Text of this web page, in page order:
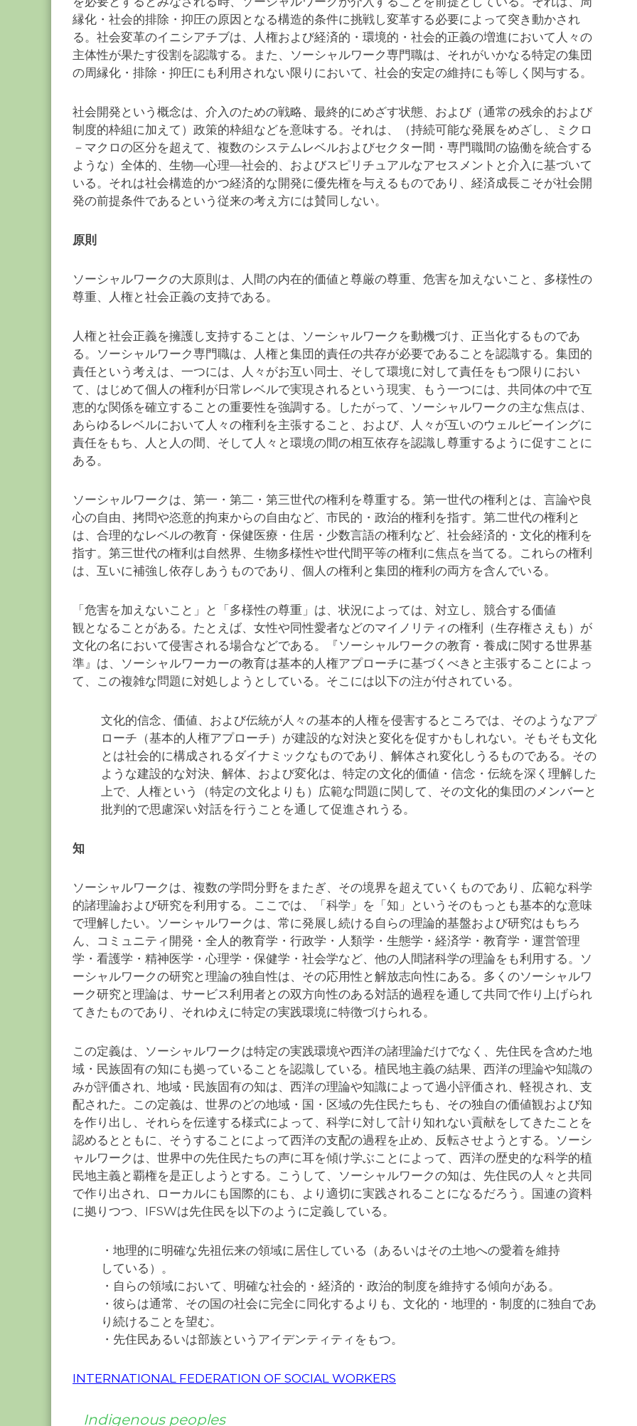
縁化・社会的排除・抑圧の原因となる構造的条件に挑戦し変革する必要によって突き動かされ
る。社会変革のイニシアチブは、人権および経済的・環境的・社会的正義の増進において人々の
主体性が果たす役割を認識する。また、ソーシャルワーク専門職は、それがいかなる特定の集団
の周縁化・排除・抑圧にも利用されない限りにおいて、社会的安定の維持にも等しく関与する。
社会開発という概念は、介入のための戦略、最終的にめざす状態、および（通常の残余的および
制度的枠組に加えて）政策的枠組などを意味する。それは、（持続可能な発展をめざし、ミクロ
－マクロの区分を超えて、複数のシステムレベルおよびセクター間・専門職間の協働を統合する
ような）全体的、生物―心理―社会的、およびスピリチュアルなアセスメントと介入に基づいて
いる。それは社会構造的かつ経済的な開発に優先権を与えるものであり、経済成長こそが社会開
発の前提条件であるという従来の考え方には賛同しない。
原則
ソーシャルワークの大原則は、人間の内在的価値と尊厳の尊重、危害を加えないこと、多様性の
尊重、人権と社会正義の支持である。
人権と社会正義を擁護し支持することは、ソーシャルワークを動機づけ、正当化するものであ
る。ソーシャルワーク専門職は、人権と集団的責任の共存が必要であることを認識する。集団的
責任という考えは、一つには、人々がお互い同士、そして環境に対して責任をもつ限りにおい
て、はじめて個人の権利が日常レベルで実現されるという現実、もう一つには、共同体の中で互
恵的な関係を確立することの重要性を強調する。したがって、ソーシャルワークの主な焦点は、
あらゆるレベルにおいて人々の権利を主張すること、および、人々が互いのウェルビーイングに
責任をもち、人と人の間、そして人々と環境の間の相互依存を認識し尊重するように促すことに
ある。
ソーシャルワークは、第一・第二・第三世代の権利を尊重する。第一世代の権利とは、言論や良
心の自由、拷問や恣意的拘束からの自由など、市民的・政治的権利を指す。第二世代の権利と
は、合理的なレベルの教育・保健医療・住居・少数言語の権利など、社会経済的・文化的権利を
指す。第三世代の権利は自然界、生物多様性や世代間平等の権利に焦点を当てる。これらの権利
は、互いに補強し依存しあうものであり、個人の権利と集団的権利の両方を含んでいる。
「危害を加えないこと」と「多様性の尊重」は、状況によっては、対立し、競合する価値
観となることがある。たとえば、女性や同性愛者などのマイノリティの権利（生存権さえも）が
文化の名において侵害される場合などである。『ソーシャルワークの教育・養成に関する世界基
準』は、ソーシャルワーカーの教育は基本的人権アプローチに基づくべきと主張することによっ
て、この複雑な問題に対処しようとしている。そこには以下の注が付されている。
文化的信念、価値、および伝統が人々の基本的人権を侵害するところでは、そのようなアプ
ローチ（基本的人権アプローチ）が建設的な対決と変化を促すかもしれない。そもそも文化
とは社会的に構成されるダイナミックなものであり、解体され変化しうるものである。その
ような建設的な対決、解体、および変化は、特定の文化的価値・信念・伝統を深く理解した
上で、人権という（特定の文化よりも）広範な問題に関して、その文化的集団のメンバーと
批判的で思慮深い対話を行うことを通して促進されうる。
知
ソーシャルワークは、複数の学問分野をまたぎ、その境界を超えていくものであり、広範な科学
的諸理論および研究を利用する。ここでは、「科学」を「知」というそのもっとも基本的な意味
で理解したい。ソーシャルワークは、常に発展し続ける自らの理論的基盤および研究はもちろ
ん、コミュニティ開発・全人的教育学・行政学・人類学・生態学・経済学・教育学・運営管理
学・看護学・精神医学・心理学・保健学・社会学など、他の人間諸科学の理論をも利用する。ソ
ーシャルワークの研究と理論の独自性は、その応用性と解放志向性にある。多くのソーシャルワ
ーク研究と理論は、サービス利用者との双方向性のある対話的過程を通して共同で作り上げられ
てきたものであり、それゆえに特定の実践環境に特徴づけられる。
この定義は、ソーシャルワークは特定の実践環境や西洋の諸理論だけでなく、先住民を含めた地
域・民族固有の知にも拠っていることを認識している。植民地主義の結果、西洋の理論や知識の
みが評価され、地域・民族固有の知は、西洋の理論や知識によって過小評価され、軽視され、支
配された。この定義は、世界のどの地域・国・区域の先住民たちも、その独自の価値観および知
を作り出し、それらを伝達する様式によって、科学に対して計り知れない貢献をしてきたことを
認めるとともに、そうすることによって西洋の支配の過程を止め、反転させようとする。ソーシ
ャルワークは、世界中の先住民たちの声に耳を傾け学ぶことによって、西洋の歴史的な科学的植
民地主義と覇権を是正しようとする。こうして、ソーシャルワークの知は、先住民の人々と共同
で作り出され、ローカルにも国際的にも、より適切に実践されることになるだろう。国連の資料
に拠りつつ、IFSWは先住民を以下のように定義している。
・地理的に明確な先祖伝来の領域に居住している（あるいはその土地への愛着を維持
している）。
・自らの領域において、明確な社会的・経済的・政治的制度を維持する傾向がある。
・彼らは通常、その国の社会に完全に同化するよりも、文化的・地理的・制度的に独自であ
り続けることを望む。
・先住民あるいは部族というアイデンティティをもつ。
INTERNATIONAL FEDERATION OF SOCIAL WORKERS
Indigenous peoples